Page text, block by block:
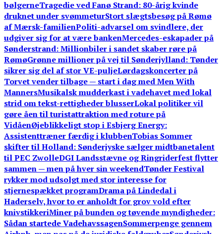
bølgerneTragedie ved Fanø Strand: 80-årig kvinde
druknet under svømmeturStort slægtsbesøg på Rømø
af Mærsk-familienPoliti-advarsel om svindlere, der
udgiver sig for at være bankenMercedes-eskapader på
Sønderstrand: Millionbiler i sandet skaber røre på
RømøGrønne millioner på vej til Sønderjylland: Tønder
sikrer sig del af stor VE-puljeLørdagskoncerter på
Torvet vender tilbage — start i dag med Men With
MannersMusikalsk mudderkast i vadehavet med lokal
strid om tekst-rettigheder blusserLokal politiker vil
gøre åen til turistattraktion med roture på
VidåenØjeblikkeligt stop i Esbjerg Energy:
Assistenttræner færdig i klubbenTobias Sommer
skifter til Holland: Sønderjyske sælger midtbanetalent
til PEC ZwolleDGI Landsstævne og Ringriderfest flytter
sammen — men på hver sin weekendTønder Festival
rykker mod udsolgt med stor interesse for
stjernespækket programDrama på Lindedal i
Haderselv, hvor to er anholdt for grov vold efter
knivstikkeriMiner på bunden og tøvende myndigheder:
Sådan startede VadehavssagenSommerpenge gennem